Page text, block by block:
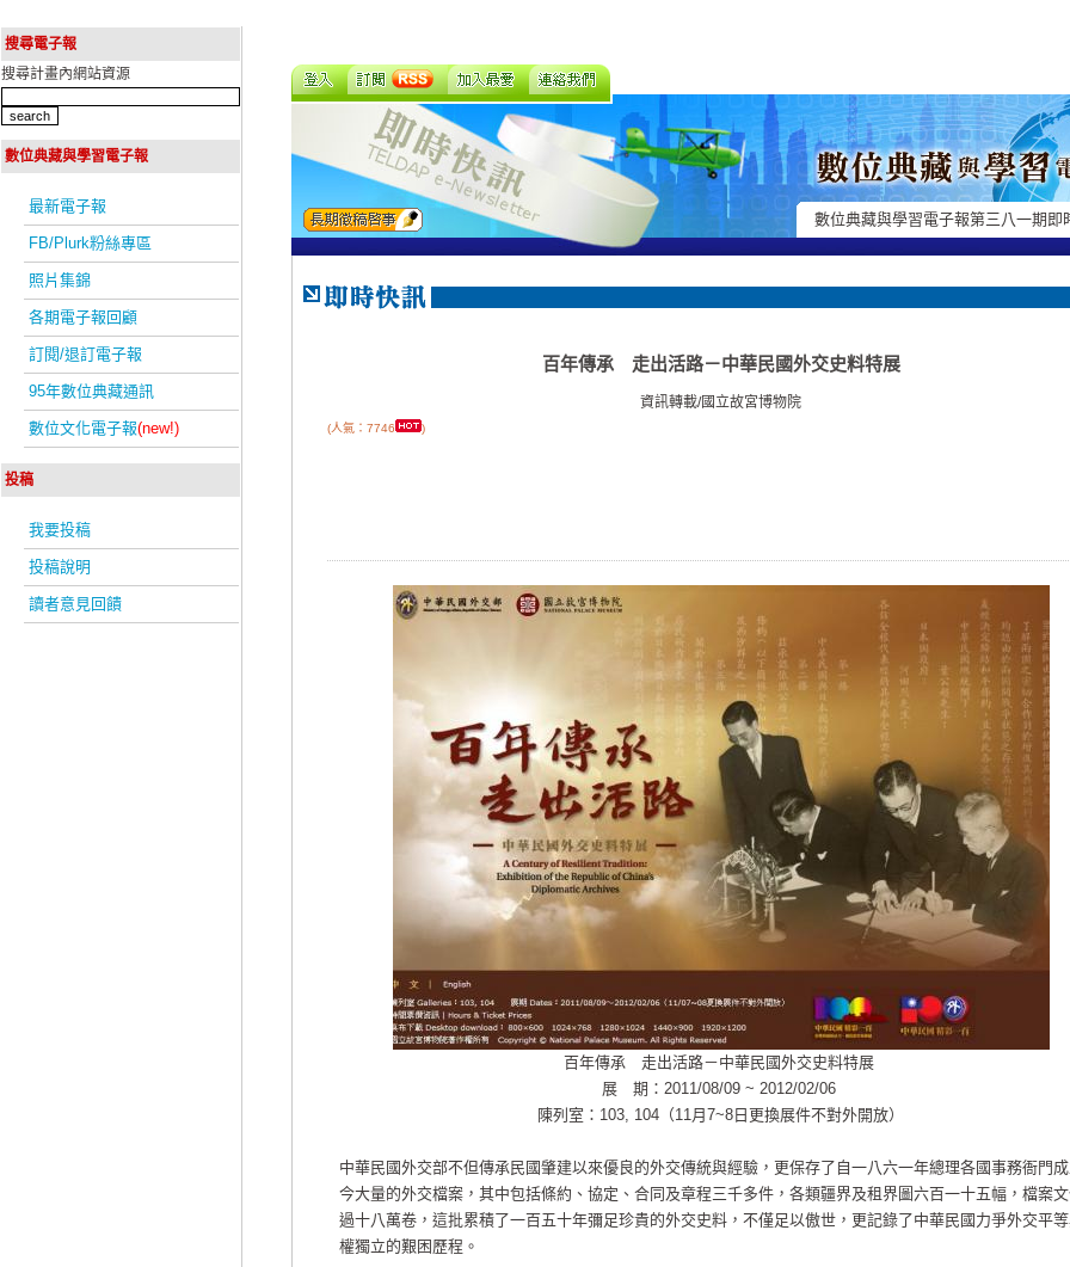
搜尋電子報
搜尋計畫內網站資源
數位典藏與學習電子報
最新電子報
FB/Plurk粉絲專區
照片集錦
各期電子報回顧
訂閱/退訂電子報
95年數位典藏通訊
數位文化電子報(new!)
投稿
我要投稿
投稿說明
讀者意見回饋
數位典藏與學習電子報第三八一期即
百年傳承 走出活路－中華民國外交史料特展
資訊轉載/國立故宮博物院
(人氣：7746 )
百年傳承 走出活路－中華民國外交史料特展
展 期：2011/08/09 ~ 2012/02/06
陳列室：103, 104（11月7~8日更換展件不對外開放）
中華民國外交部不但傳承民國肇建以來優良的外交傳統與經驗，更保存了自一八六一年總理各國事務衙門
今大量的外交檔案，其中包括條約、協定、合同及章程三千多件，各類疆界及租界圖六百一十五幅，檔案
過十八萬卷，這批累積了一百五十年彌足珍貴的外交史料，不僅足以傲世，更記錄了中華民國力爭外交平
權獨立的艱困歷程。